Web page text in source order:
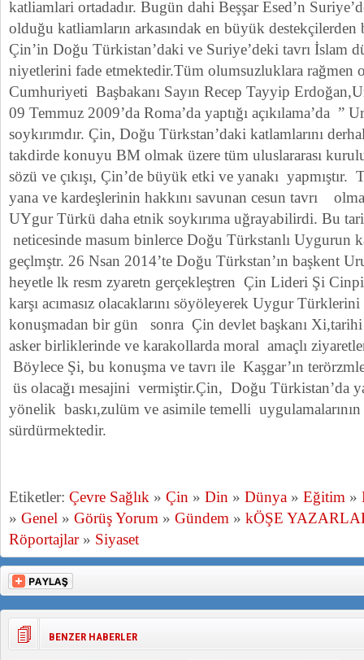
katliamlari ortadadır. Bugün dahi Beşşar Esed’n
olduğu katliamların arkasındak en büyük
Çin’in Doğu Türkistan’daki ve Suriye’deki tavrı İslam
niyetlerini fade etmektedir.Tüm olumsuzluklara rağmen
Cumhuriyeti Başbakanı Sayın Recep Tayyip
09 Temmuz 2009’da Roma’da yaptığı açıkılama’da ”
soykırımdır. Çin, Doğu Türkstan’daki katlamlarını
takdirde konuyu BM olmak üzere tüm uluslararası
sözü ve çıkışı, Çin’de büyük etki ve yanakı yapmıştır.
yana ve kardeşlerinin hakkını savunan cesun tavrı
UYgur Türkü daha etnik soykırıma uğrayabilirdi. Bu
neticesinde masum binlerce Doğu Türkstanlı Uygurun
geçlmştr. 26 Nsan 2014’te Doğu Türkstan’ın başkent
heyetle lk resm zyaretn gerçekleştren Çin Lideri Şi
karşı acımasız olacaklarını söyöleyerek Uygur
konuşmadan bir gün sonra Çin devlet başkanı
asker birliklerinde ve karakollarda moral amaçlı
Böylece Şi, bu konuşma ve tavrı ile Kaşgar’ın
üs olacağı mesajini vermiştir.Çin, Doğu Türkistan’da
yönelik baskı,zulüm ve asimile temelli uygulamalarının
sürdürmektedir.
Etiketler: Çevre Sağlık » Çin » Din » Dünya » Eğitim »
» Genel » Görüş Yorum » Gündem » kÖŞE
Röportajlar» Siyaset
BENZER HABERLER